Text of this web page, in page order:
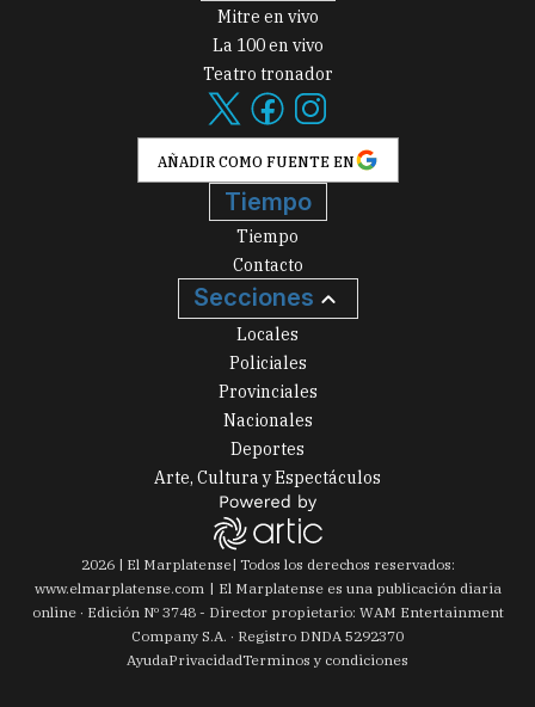
Mitre en vivo
La 100 en vivo
Teatro tronador
AÑADIR COMO FUENTE EN
Tiempo
Tiempo
Contacto
Secciones
Locales
Policiales
Provinciales
Nacionales
Deportes
Arte, Cultura y Espectáculos
2026| El Marplatense| Todos los derechos reservados:
www.elmarplatense.com
El Marplatense es una publicación diaria
online · Edición Nº 3748- Director propietario: WAM Entertainment
Company S.A. · Registro DNDA 5292370
AyudaPrivacidadTerminos y condiciones